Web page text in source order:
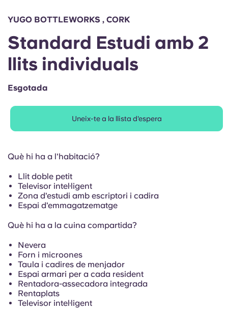
Chinese
Español
Italian
Portuguese
Inicia la sessió
YUGO BOTTLEWORKS , CORK
Standard Estudi amb 2
llits individuals
Esgotada
Uneix-te a la llista d'espera
Què hi ha a l'habitació?
Llit doble petit
Televisor intel·ligent
Zona d'estudi amb escriptori i cadira
Espai d'emmagatzematge
Què hi ha a la cuina compartida?
Nevera
Forn i microones
Taula i cadires de menjador
Espai armari per a cada resident
Rentadora-assecadora integrada
Rentaplats
Televisor intel·ligent